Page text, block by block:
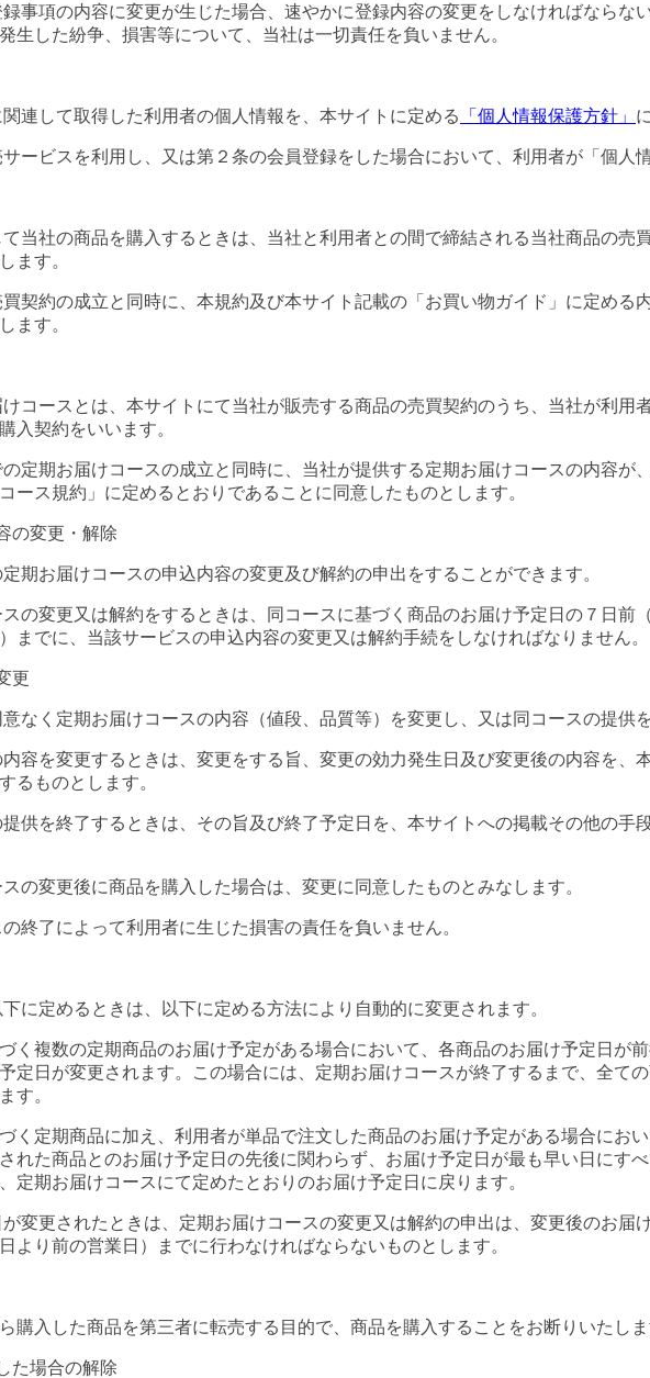
事項の内容に変更が生じた場合、速やかに登録内容の変更をしなければなら
生した紛争、損害等について、当社は一切責任を負いません。
連して取得した利用者の個人情報を、本サイトに定める 「個人情報保護方針」
ービスを利用し、又は第２条の会員登録をした場合において、利用者が「個人
当社の商品を購入するときは、当社と利用者との間で締結される当社商品の売
ます。
契約の成立と同時に、本規約及び本サイト記載の「お買い物ガイド」に定める
ます。
コースとは、本サイトにて当社が販売する商品の売買契約のうち、当社が利
入契約をいいます。
定期お届けコースの成立と同時に、当社が提供する定期お届けコースの内容が
ース規約」に定めるとおりであることに同意したものとします。
の変更・解除
期お届けコースの申込内容の変更及び解約の申出をすることができます。
の変更又は解約をするときは、同コースに基づく商品のお届け予定日の７日
までに、当該サービスの申込内容の変更又は解約手続をしなければなりません。
更
なく定期お届けコースの内容（値段、品質等）を変更し、又は同コースの提供
容を変更するときは、変更をする旨、変更の効力発生日及び変更後の内容を
るものとします。
供を終了するときは、その旨及び終了予定日を、本サイトへの掲載その他の手
の変更後に商品を購入した場合は、変更に同意したものとみなします。
終了によって利用者に生じた損害の責任を負いません。
に定めるときは、以下に定める方法により自動的に変更されます。
く複数の定期商品のお届け予定がある場合において、各商品のお届け予定日が
定日が変更されます。この場合には、定期お届けコースが終了するまで、全て
す。
く定期商品に加え、利用者が単品で注文した商品のお届け予定がある場合にお
れた商品とのお届け予定日の先後に関わらず、お届け予定日が最も早い日にす
定期お届けコースにて定めたとおりのお届け予定日に戻ります。
変更されたときは、定期お届けコースの変更又は解約の申出は、変更後のお届
より前の営業日）までに行わなければならないものとします。
入した商品を第三者に転売する目的で、商品を購入することをお断りいたしま
た場合の解除